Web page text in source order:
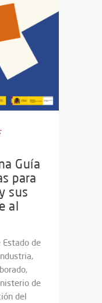
Guía
para
sus
al
de
de
del